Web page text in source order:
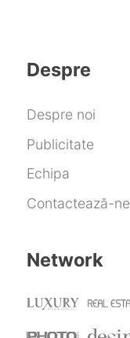
Despre
Despre noi
Publicitate
Echipa
Contactează-ne
Network